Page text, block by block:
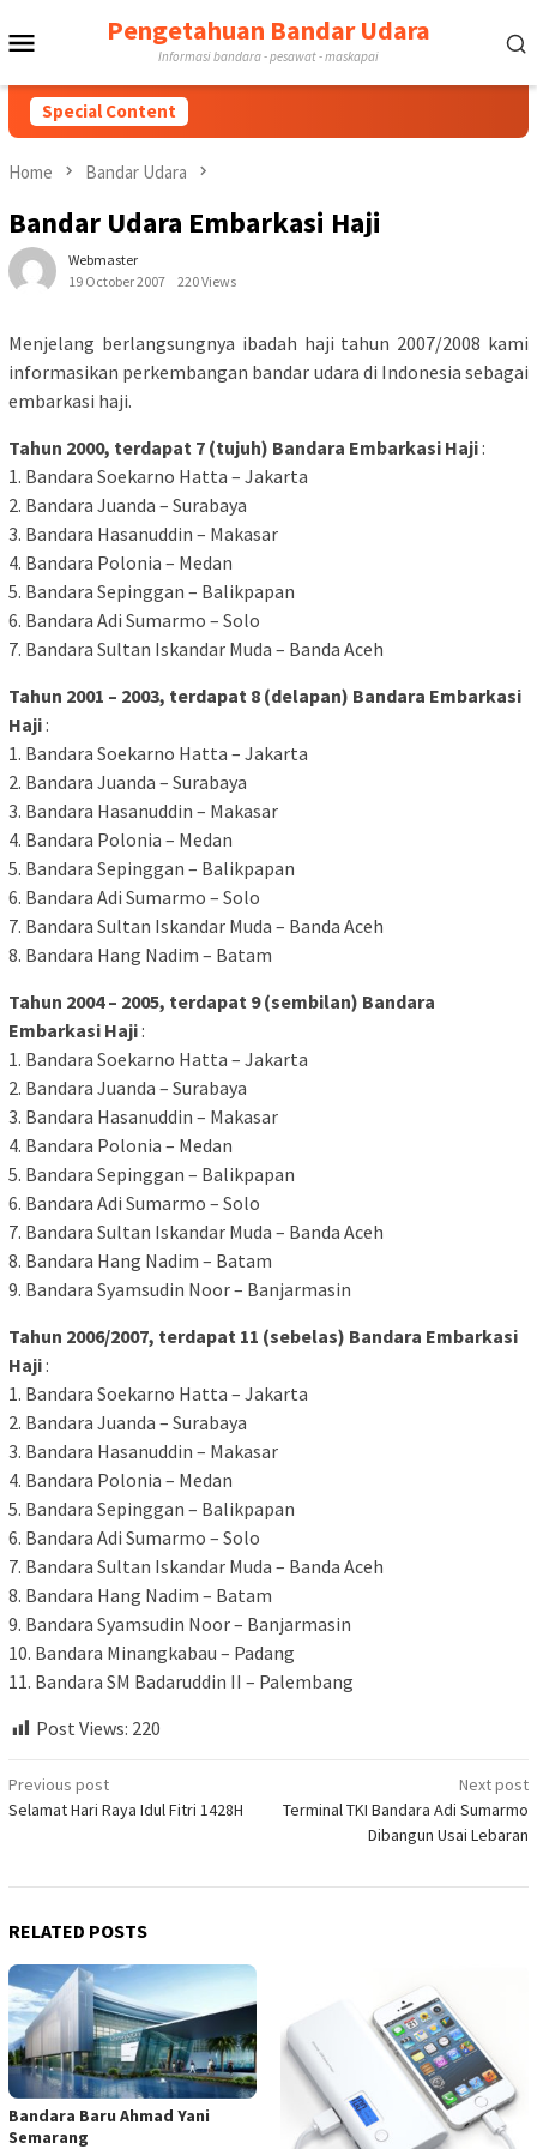
to
MobilePengetahuan Bandar Udara
Informasi bandara - pesawat - maskapai
Special Content
Home Bandar Udara
Bandar Udara Embarkasi Haji
Webmaster
19 October 2007
220 Views
Menjelang berlangsungnya ibadah haji tahun 2007/2008 kami
informasikan perkembangan bandar udara di Indonesia sebagai
embarkasi haji.
Tahun 2000, terdapat 7 (tujuh) Bandara Embarkasi Haji:
1. Bandara Soekarno Hatta – Jakarta
2. Bandara Juanda – Surabaya
3. Bandara Hasanuddin – Makasar
4. Bandara Polonia – Medan
5. Bandara Sepinggan – Balikpapan
6. Bandara Adi Sumarmo – Solo
7. Bandara Sultan Iskandar Muda – Banda Aceh
Tahun 2001 – 2003, terdapat 8 (delapan) Bandara Embarkasi
Haji:
1. Bandara Soekarno Hatta – Jakarta
2. Bandara Juanda – Surabaya
3. Bandara Hasanuddin – Makasar
4. Bandara Polonia – Medan
5. Bandara Sepinggan – Balikpapan
6. Bandara Adi Sumarmo – Solo
7. Bandara Sultan Iskandar Muda – Banda Aceh
8. Bandara Hang Nadim – Batam
Tahun 2004 – 2005, terdapat 9 (sembilan) Bandara
Embarkasi Haji:
1. Bandara Soekarno Hatta – Jakarta
2. Bandara Juanda – Surabaya
3. Bandara Hasanuddin – Makasar
4. Bandara Polonia – Medan
5. Bandara Sepinggan – Balikpapan
6. Bandara Adi Sumarmo – Solo
7. Bandara Sultan Iskandar Muda – Banda Aceh
8. Bandara Hang Nadim – Batam
9. Bandara Syamsudin Noor – Banjarmasin
Tahun 2006/2007, terdapat 11 (sebelas) Bandara Embarkasi
Haji:
1. Bandara Soekarno Hatta – Jakarta
2. Bandara Juanda – Surabaya
3. Bandara Hasanuddin – Makasar
4. Bandara Polonia – Medan
5. Bandara Sepinggan – Balikpapan
6. Bandara Adi Sumarmo – Solo
7. Bandara Sultan Iskandar Muda – Banda Aceh
8. Bandara Hang Nadim – Batam
9. Bandara Syamsudin Noor – Banjarmasin
10. Bandara Minangkabau – Padang
11. Bandara SM Badaruddin II – Palembang
Post Views: 220
Post
navigation
Previous post
Selamat Hari Raya Idul Fitri 1428H
Next post
Terminal TKI Bandara Adi Sumarmo
Dibangun Usai Lebaran
RELATED POSTS
Bandara Baru Ahmad Yani
Semarang